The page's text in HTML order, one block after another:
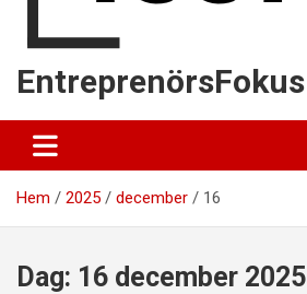
EntreprenörsFokus
Hem 2025 december 16
Dag: 16 december 2025